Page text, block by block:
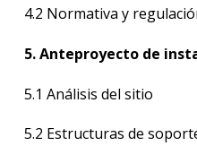
4.2 Normativa y
5. Anteproyecto de
5.1 Análisis del sitio
5.2 Estructuras de